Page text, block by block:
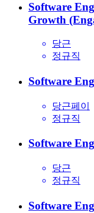
Software
Growth
당근
정규직
Software
당근페이
정규직
Software
당근
정규직
Software